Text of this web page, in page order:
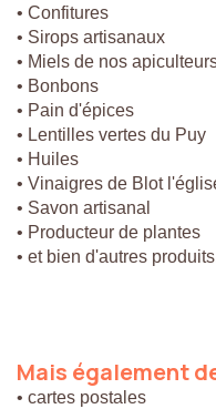
• Confitures
• Sirops artisanaux
• Miels de nos
• Bonbons
• Pain d'épices
• Lentilles vertes du Puy
• Huiles
• Vinaigres de Blot
• Savon artisanal
• Producteur de plantes
• et bien d'autres
Mais également
• cartes postales